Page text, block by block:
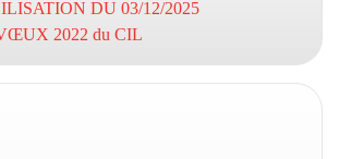
DU 03/12/2025
2022 du CIL